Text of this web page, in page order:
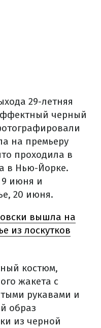
29-летняя
черный
на премьеру
проходила в
в Нью-Йорке.
июня и
20 июня.
вышла на
из лоскутков
костюм,
жакета с
рукавами и
образ
из черной